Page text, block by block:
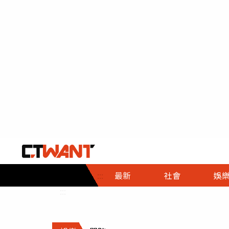
::: 最新 社會
社會首頁
時事
調查
娛樂
娛樂首頁
即時
財經首頁
熱線
政